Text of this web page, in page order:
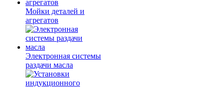
Мойки деталей и
агрегатов
Электронная системы
раздачи масла